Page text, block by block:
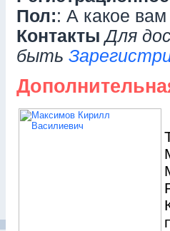
Пол:: А какое
Контакты Для
быть